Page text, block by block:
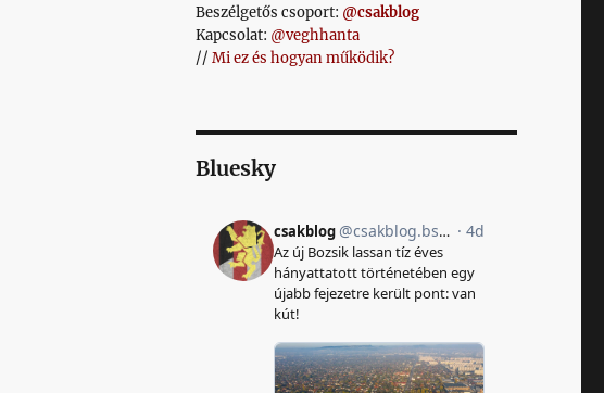
Beszélgetős csoport: @csakblog
Kapcsolat: @veghhanta
// Mi ez és hogyan működik?
Bluesky